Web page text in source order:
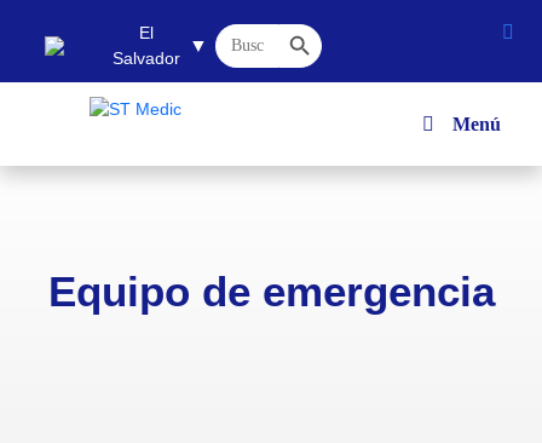
El
Salvador
▼
Buscar: Botón de búsqueda
Menú
Equipo de emergencia